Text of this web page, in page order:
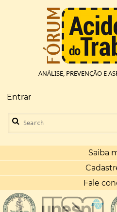
ANÁLISE, PREVENÇÃO E
Menu
de
conta
de
usuário
Entrar
Search
Saiba
Fale